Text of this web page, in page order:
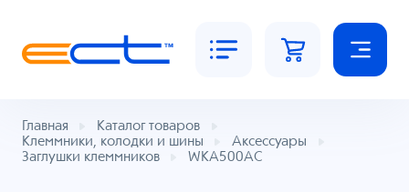
Главная
Каталог товаров
Клеммники, колодки и шины
Аксессуары
Заглушки клеммников
WKA500AC